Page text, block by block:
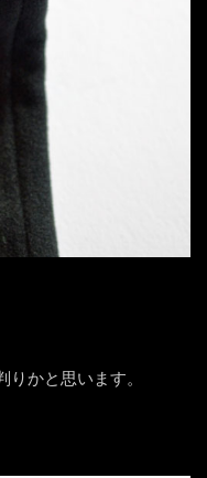
りかと思います。